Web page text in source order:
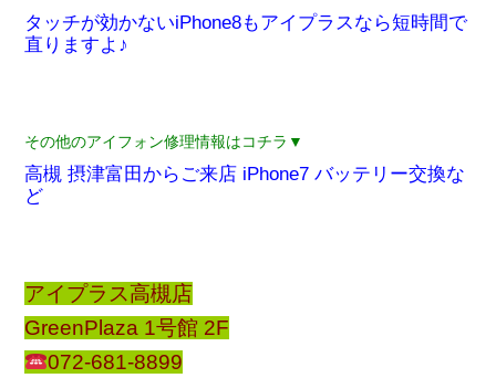
タッチが効かないiPhone8もアイプラスなら短時間で
直りますよ♪
その他のアイフォン修理情報はコチラ▼
高槻 摂津富田からご来店 iPhone7 バッテリー交換な
ど
アイプラス高槻店
GreenPlaza 1号館 2F
072-681-8899